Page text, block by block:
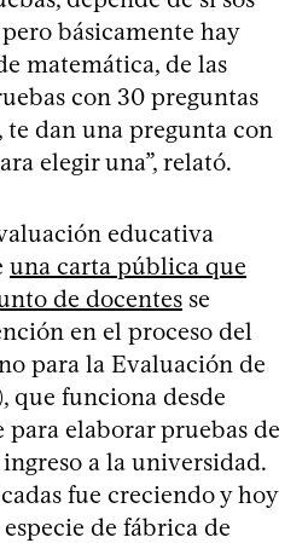
básicamente hay
matemática, de las
con 30 preguntas
dan una pregunta con
elegir una”, relató.
educativa
una carta pública que
de docentes se
en el proceso del
para la Evaluación de
que funciona desde
elaborar pruebas de
a la universidad.
fue creciendo y hoy
de fábrica de